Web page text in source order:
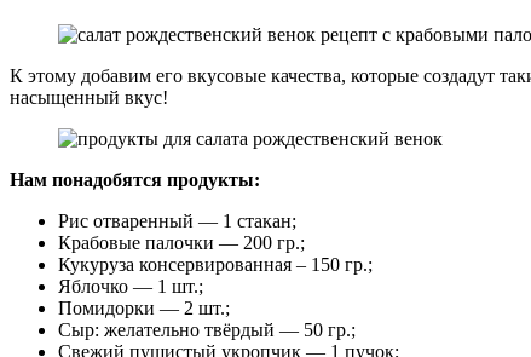
К этому добавим его вкусовые качества, которые создадут
насыщенный вкус!
Нам понадобятся продукты:
Рис отваренный — 1 стакан;
Крабовые палочки — 200 гр.;
Кукуруза консервированная – 150 гр.;
Яблочко — 1 шт.;
Помидорки — 2 шт.;
Сыр: желательно твёрдый — 50 гр.;
Свежий пушистый укропчик — 1 пучок;